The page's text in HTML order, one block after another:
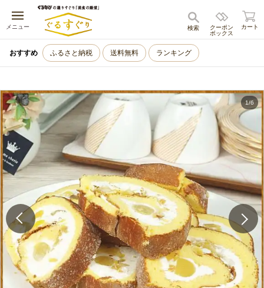
メニュー
キャンセル
クーポン
ボックス
検索 カート
おすすめ ふるさと納税 送料無料 ランキング
1/6